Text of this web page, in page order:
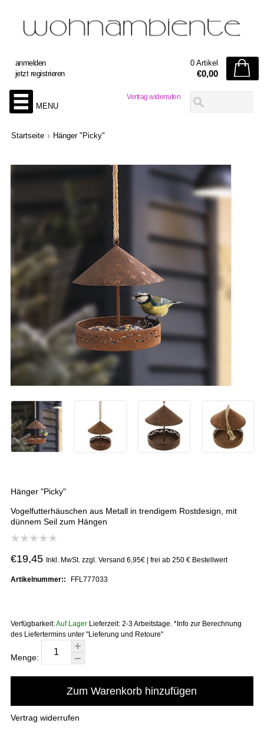
Vertrag widerrufen
anmelden
jetzt registrieren
0 Artikel
€0,00
MENU
Startseite Hänger "Picky"
Hänger "Picky"
Vogelfutterhäuschen aus Metall in trendigem Rostdesign, mit
dünnem Seil zum Hängen
€19,45 Inkl. MwSt. zzgl. Versand 6,95€ | frei ab 250 € Bestellwert
Artikelnummer:: FFL777033
Verfügbarkeit:Auf Lager Lieferzeit: 2-3 Arbeitstage. *Info zur Berechnung
des Liefertermins unter "Lieferung und Retoure"
Menge:
Zum Warenkorb hinzufügen
Vertrag widerrufen